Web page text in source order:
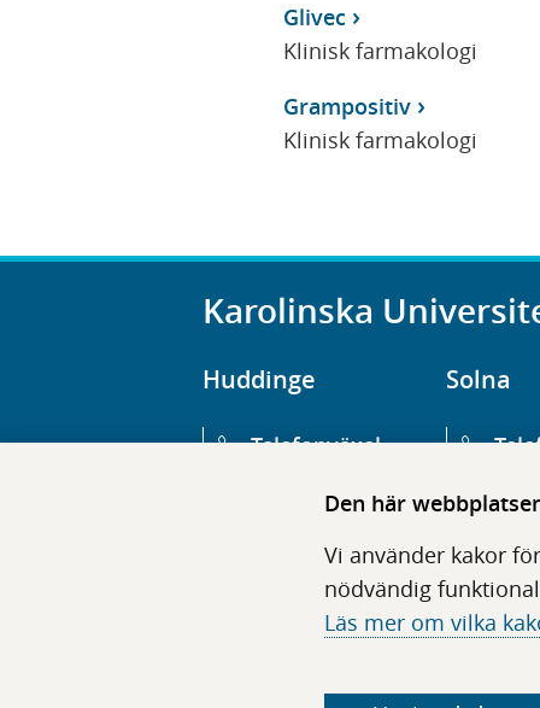
Den här
Vi använder kakor
nödvändig
Läs mer om vilka
Glivec
Klinisk farmakologi
Grampositiv
Klinisk farmakologi
Karolinska
Huddinge
Telefonväxel
Hälsovägen 13
Solna